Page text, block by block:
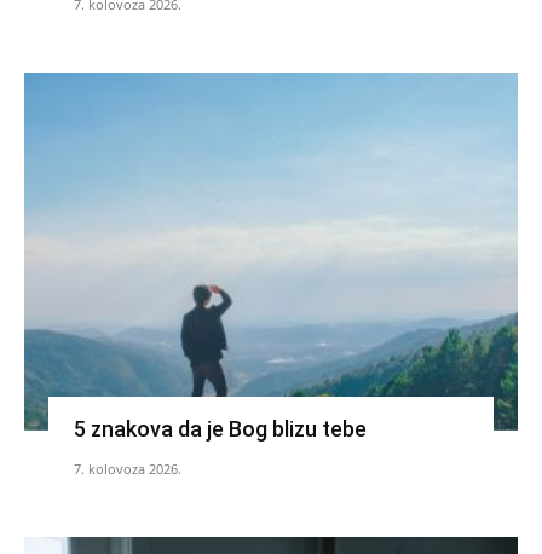
7. kolovoza 2026.
5 znakova da je Bog blizu tebe
7. kolovoza 2026.